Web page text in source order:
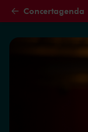
NaarConcertagenda